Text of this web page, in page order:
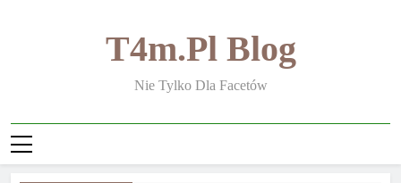
T4m.pl Blog
Nie Tylko Dla Facetów